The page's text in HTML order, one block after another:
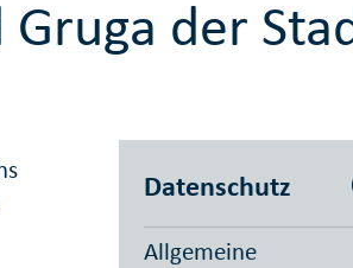
der
Datenschutz
Allgemeine